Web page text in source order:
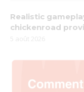
Realistic
chickenroad
5 août 2026